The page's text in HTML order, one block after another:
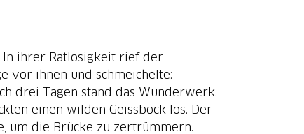
In ihrer Ratlosigkeit rief der
vor ihnen und schmeichelte:
drei Tagen stand das Wunderwerk.
einen wilden Geissbock los. Der
um die Brücke zu zertrümmern.